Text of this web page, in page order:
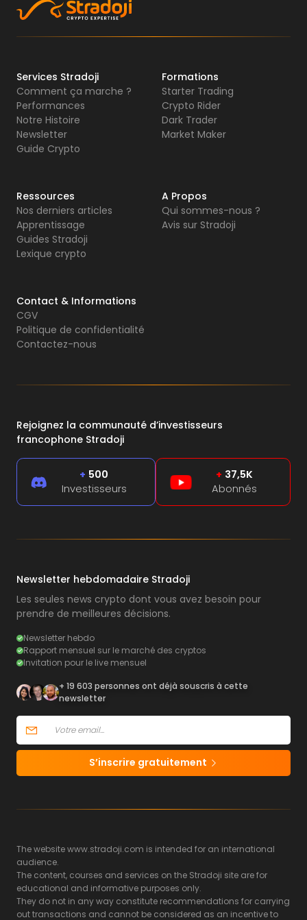
Services Stradoji
Comment ça marche ?
Performances
Notre Histoire
Newsletter
Guide Crypto
Formations
Starter Trading
Crypto Rider
Dark Trader
Market Maker
Ressources
Nos derniers articles
Apprentissage
Guides Stradoji
Lexique crypto
A Propos
Qui sommes-nous ?
Avis sur Stradoji
Contact & Informations
CGV
Politique de confidentialité
Contactez-nous
Rejoignez la communauté d’investisseurs
francophone Stradoji
+ 500
Investisseurs
+ 37,5K
Abonnés
Newsletter hebdomadaire Stradoji
Les seules news crypto dont vous avez besoin pour
prendre de meilleures décisions.
Newsletter hebdo
Rapport mensuel sur le marché des cryptos
Invitation pour le live mensuel
+ 19 603 personnes ont déjà souscris à cette
newsletter
S’inscrire gratuitement
The website www.stradoji.com is intended for an international
audience.
The content, courses and services on the Stradoji site are for
educational and informative purposes only.
They do not in any way constitute recommendations for carrying
out transactions and cannot be considered as an incentive to